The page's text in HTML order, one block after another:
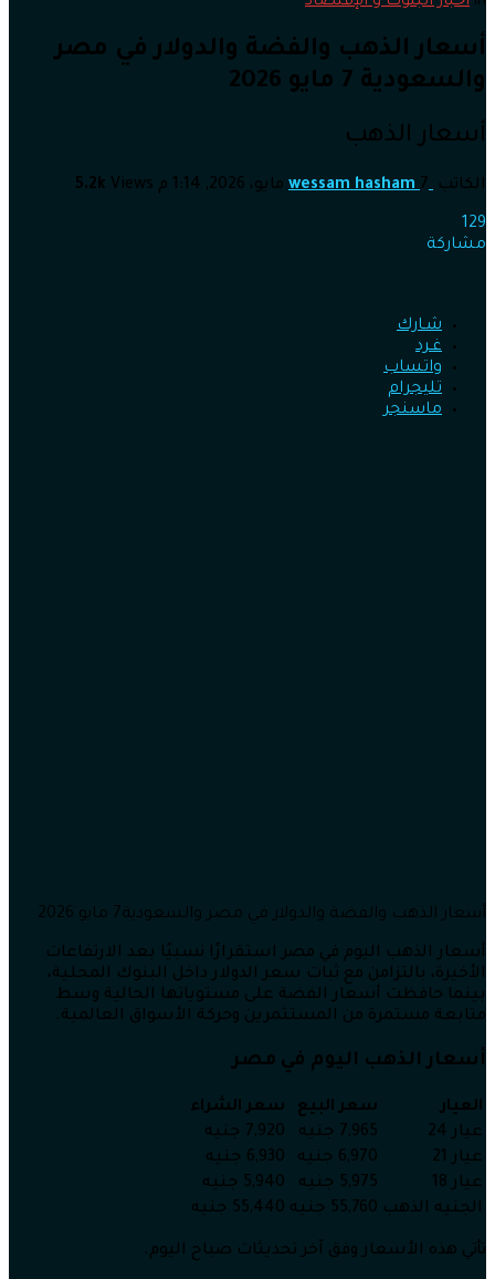
أسعار الذهب والفضة والدولار في مصر
والسعودية 7 مايو 2026
أسعار الذهب
الكاتب wessam hasham 7 مايو، 2026, 1:14 م 5.2k Views
129
مشاركة
شـارك
غـرد
واتساب
تليجرام
ماسنجر
أسعار الذهب والفضة والدولار في مصر والسعودية7 مايو 2026
أسعار الذهب اليوم في مصر استقرارًا نسبيًا بعد الارتفاعات
الأخيرة، بالتزامن مع ثبات سعر الدولار داخل البنوك المحلية،
بينما حافظت أسعار الفضة على مستوياتها الحالية وسط
متابعة مستمرة من المستثمرين وحركة الأسواق العالمية.
أسعار الذهب اليوم في مصر
العيار سعر البيع
سعر الشراء
عيار 24
7,965 جنيه
7,920 جنيه
عيار 21
6,970 جنيه
6,930 جنيه
عيار 18
5,975 جنيه
5,940 جنيه
الجنيه الذهب 55,760 جنيه 55,440 جنيه
تأتي هذه الأسعار وفق آخر تحديثات صباح اليوم.